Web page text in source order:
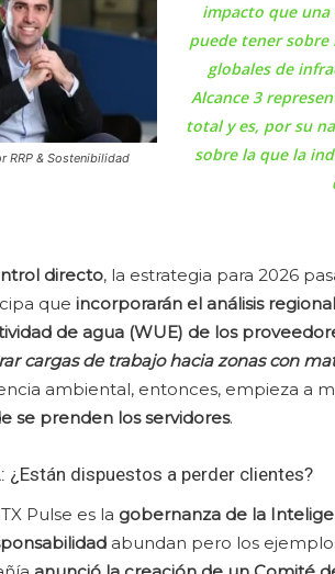
RRP & Sostenibilidad
impacto que una
puede tener sobre
globales de
Alcance 3
total y es, por su
sobre la que la
directo, la estrategia para 2026
que incorporarán el análisis regional
de agua (WUE) de los
cargas de trabajo hacia zonas con
ambiental, entonces, empieza a
se prenden los servidores.
¿Están dispuestos a perder clientes?
Pulse es la gobernanza de la
abundan pero los